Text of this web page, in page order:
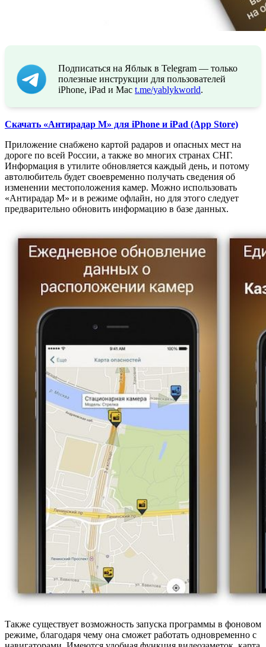
Подписаться на Яблык в Telegram — только
полезные инструкции для пользователей
iPhone, iPad и Mac t.me/yablykworld.
Скачать «Антирадар М» для iPhone и iPad (App Store)
Приложение снабжено картой радаров и опасных мест на
дороге по всей России, а также во многих странах СНГ.
Информация в утилите обновляется каждый день, и потому
автолюбитель будет своевременно получать сведения об
изменении местоположения камер. Можно использовать
«Антирадар М» и в режиме офлайн, но для этого следует
предварительно обновить информацию в базе данных.
Также существует возможность запуска программы в фоновом
режиме, благодаря чему она сможет работать одновременно с